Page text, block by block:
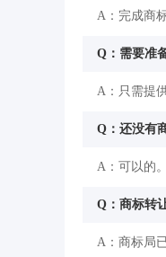
A：完成商
Q：需要准
A：只需提
Q：还没有
A：可以的
Q：商标转
A：商标局